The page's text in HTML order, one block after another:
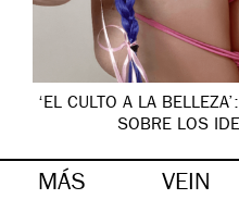
‘EL CULTO A LA
SOBRE LOS
MÁS VEIN